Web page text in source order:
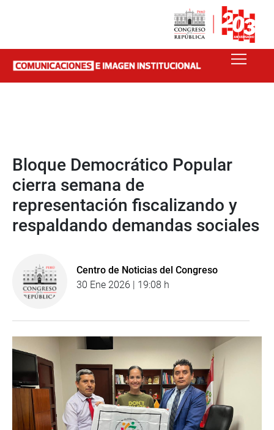
Bloque Democrático Popular
cierra semana de
representación fiscalizando y
respaldando demandas sociales
Centro de Noticias del Congreso
30 Ene 2026 | 19:08 h